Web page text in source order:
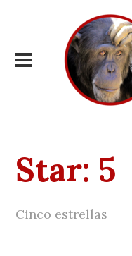
Star: 5
Cinco estrellas